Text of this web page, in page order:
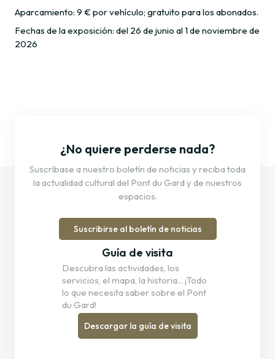
Aparcamiento: 9 € por vehículo; gratuito para los abonados.
Fechas de la exposición: del 26 de junio al 1 de noviembre de
2026
¿No quiere perderse nada?
Suscríbase a nuestro boletín de noticias y reciba toda
la actualidad cultural del Pont du Gard y de nuestros
espacios.
Suscribirse al boletín de noticias
Guía de visita
Descubra las actividades, los
servicios, el mapa, la historia... ¡Todo
lo que necesita saber sobre el Pont
du Gard!
Descargar la guía de visita